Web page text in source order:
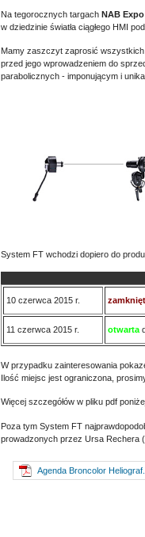
Na tegorocznych targach NAB Expo
w dziedzinie światła ciągłego HMI
Mamy zaszczyt zaprosić
przed jego wprowadzeniem do
parabolicznych - imponującym i
System FT wchodzi dopiero do
10 czerwca 2015 r.
11 czerwca 2015 r. otwarta
W przypadku zainteresowania
Ilość miejsc jest ograniczona,
Więcej szczegółów w pliku pdf
Poza tym System FT
prowadzonych przez Ursa Rechera
Agenda Broncolor